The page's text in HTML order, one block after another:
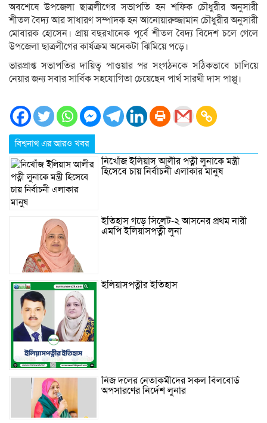
অবশেষে উপজেলা ছাত্রলীগের সভাপতি হন শফিক চৌধুরীর অনুসারী
শীতল বৈদ্য আর সাধারণ সম্পাদক হন আনোয়ারুজ্জামান চৌধুরীর অনুসারী
মোবারক হোসেন। প্রায় বছরখানেক পূর্বে শীতল বৈদ্য বিদেশ চলে গেলে
উপজেলা ছাত্রলীগের কার্যক্রম অনেকটা ঝিমিয়ে পড়ে।
ভারপ্রাপ্ত সভাপতির দায়িত্ব পাওয়ার পর সংগঠনকে সঠিকভাবে চালিয়ে
নেয়ার জন্য সবার সার্বিক সহযোগিতা চেয়েছেন পার্থ সারথী দাস পাপ্পু।
বিশ্বনাথ এর আরও খবর
নিখোঁজ ইলিয়াস আলীর পত্নী লুনাকে মন্ত্রী
হিসেবে চায় নির্বাচনী এলাকার মানুষ
ইতিহাস গড়ে সিলেট-২ আসনের প্রথম নারী
এমপি ইলিয়াসপত্নী লুনা
ইলিয়াসপত্নীর ইতিহাস
নিজ দলের নেতাকর্মীদের সকল বিলবোর্ড
অপসারণের নির্দেশ লুনার